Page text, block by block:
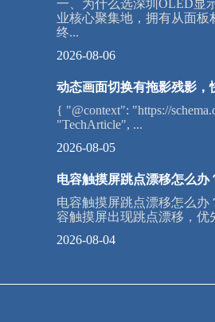
一、为什么选深圳OLED显
业核心聚集地，拥有从面板
终...
2026-08-06
动态画面切换有拖影残影，
{ "@context": "https://
"TechArticle", ...
2026-08-05
电容触摸屏跳点漂移怎么办
电容触摸屏跳点漂移怎么办
容触摸屏出现跳点漂移，优
2026-08-04